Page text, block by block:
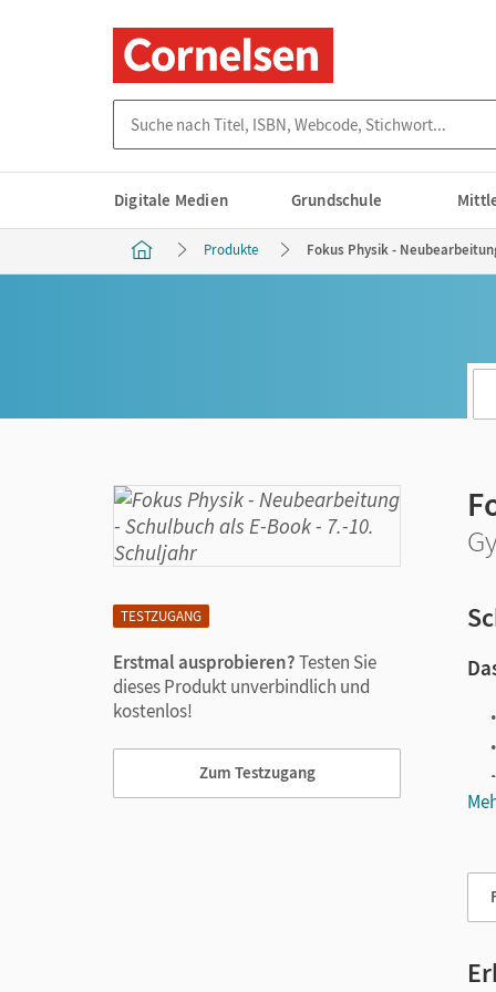
Digitale Medien Grundschule
Produkte Fokus Physik -
TESTZUGANG
Erstmal ausprobieren?Testen Sie
dieses Produkt unverbindlich und
kostenlos!
Zum Testzugang